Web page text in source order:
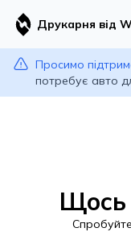
Друкарня від
Просимо
потребує авто
Щось